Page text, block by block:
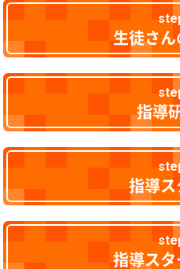
生徒さん
指導
指導ス
指導スタ